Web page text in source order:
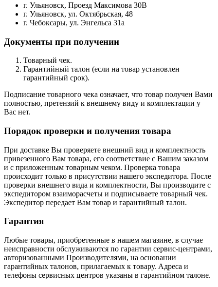
г. Ульяновск, Проезд Максимова 30В
г. Ульяновск, ул. Октябрьская, 48
г. Чебоксары, ул. Энгельса 31а
Документы при получении
Товарный чек.
Гарантийный талон (если на товар установлен
гарантийный срок).
Подписание товарного чека означает, что товар получен Вами
полностью, претензий к внешнему виду и комплектации у
Вас нет.
Порядок проверки и получения товара
При доставке Вы проверяете внешний вид и комплектность
привезенного Вам товара, его соответствие с Вашим заказом
и с приложенным товарным чеком. Проверка товара
происходит только в присутствии нашего экспедитора. После
проверки внешнего вида и комплектности, Вы производите с
экспедитором взаиморасчеты и подписываете товарный чек.
Экспедитор передает Вам товар и гарантийный талон.
Гарантия
Любые товары, приобретенные в нашем магазине, в случае
неисправности обслуживаются по гарантии сервис-центрами,
авторизованными Производителями, на основании
гарантийных талонов, прилагаемых к товару. Адреса и
телефоны сервисных центров указаны в гарантийном талоне.